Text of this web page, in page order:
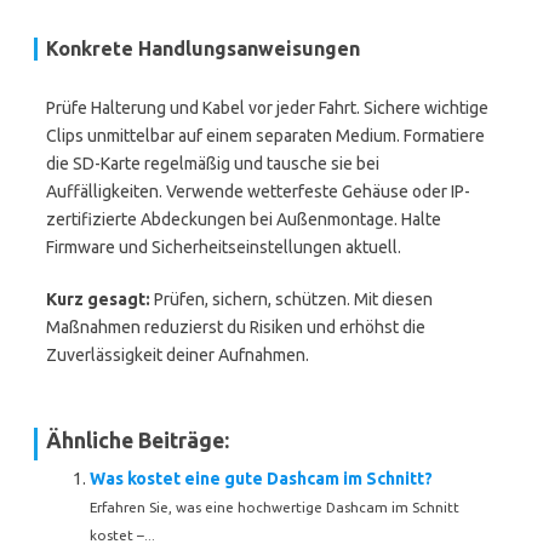
Konkrete Handlungsanweisungen
Prüfe Halterung und Kabel vor jeder Fahrt. Sichere wichtige
Clips unmittelbar auf einem separaten Medium. Formatiere
die SD-Karte regelmäßig und tausche sie bei
Auffälligkeiten. Verwende wetterfeste Gehäuse oder IP-
zertifizierte Abdeckungen bei Außenmontage. Halte
Firmware und Sicherheitseinstellungen aktuell.
Kurz gesagt: Prüfen, sichern, schützen. Mit diesen
Maßnahmen reduzierst du Risiken und erhöhst die
Zuverlässigkeit deiner Aufnahmen.
Ähnliche Beiträge:
Was kostet eine gute Dashcam im Schnitt?
Erfahren Sie, was eine hochwertige Dashcam im Schnitt
kostet –...